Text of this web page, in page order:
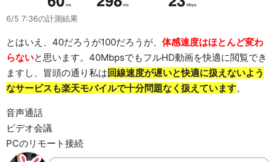
6/5 7:36の計測結果
とはいえ、40だろうが100だろうが、 体感速度はほとんど変わ
らないと思います。40MbpsでもフルHD動画を快適に閲覧でき
ますし、冒頭の通り私は回線速度が遅いと快適に扱えないよう
なサービスも楽天モバイルで十分問題なく扱えています。
音声通話
ビデオ会議
PCのリモート接続